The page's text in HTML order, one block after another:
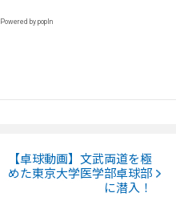
Powered by popIn
【卓球動画】文武両道を極
めた東京大学医学部卓球部
に潜入！